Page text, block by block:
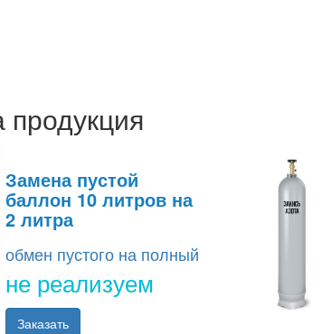
Замена пустой
баллон 10 литров на
2 литра
обмен пустого на полный
не реализуем
Заказать